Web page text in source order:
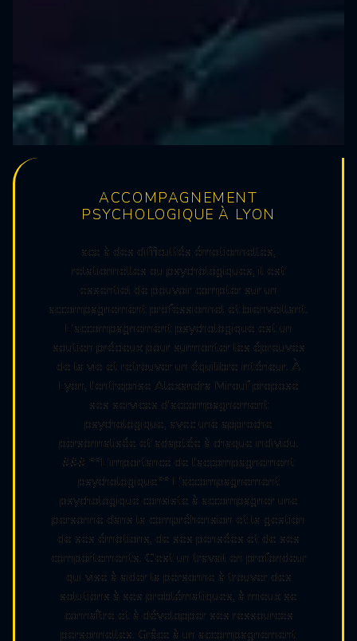
ACCOMPAGNEMENT
PSYCHOLOGIQUE À LYON
ace à des difficultés émotionnelles,
relationnelles ou psychologiques, il est
essentiel de pouvoir compter sur un
accompagnement professionnel et bienveillant.
L'accompagnement psychologique est un
soutien précieux pour surmonter les épreuves
de la vie et retrouver un équilibre intérieur. À
Lyon, l'entreprise Alexandra Mirouf propose
ses services d'accompagnement
psychologique, avec une approche
personnalisée et adaptée à chaque individu.
### **L'importance de l'accompagnement
psychologique** L'accompagnement
psychologique consiste à accompagner une
personne dans la compréhension et la gestion
de ses émotions, de ses pensées et de ses
comportements. C'est un travail en profondeur
qui vise à aider la personne à trouver des
solutions à ses problématiques, à mieux se
connaître et à développer ses ressources
personnelles. Grâce à un accompagnement